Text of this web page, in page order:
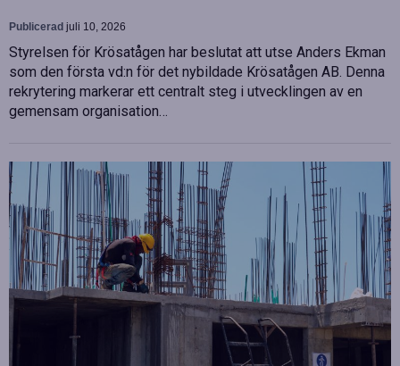
Publicerad juli 10, 2026
Styrelsen för Krösatågen har beslutat att utse Anders Ekman
som den första vd:n för det nybildade Krösatågen AB. Denna
rekrytering markerar ett centralt steg i utvecklingen av en
gemensam organisation…